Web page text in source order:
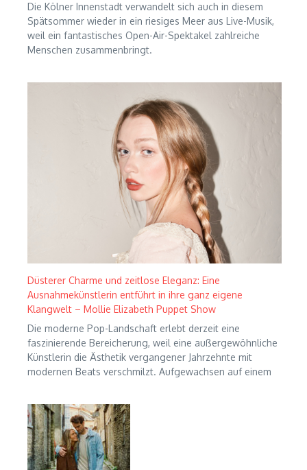
Die Kölner Innenstadt verwandelt sich auch in diesem
Spätsommer wieder in ein riesiges Meer aus Live-Musik,
weil ein fantastisches Open-Air-Spektakel zahlreiche
Menschen zusammenbringt.
Düsterer Charme und zeitlose Eleganz: Eine
Ausnahmekünstlerin entführt in ihre ganz eigene
Klangwelt – Mollie Elizabeth Puppet Show
Die moderne Pop-Landschaft erlebt derzeit eine
faszinierende Bereicherung, weil eine außergewöhnliche
Künstlerin die Ästhetik vergangener Jahrzehnte mit
modernen Beats verschmilzt. Aufgewachsen auf einem